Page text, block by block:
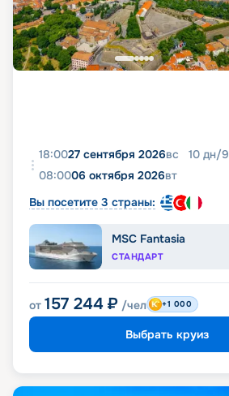
18:0027 сентября 2026вс 10 дн/9
08:0006 октября 2026вт
Вы посетите 3 страны:
MSC Fantasia
СТАНДАРТ
от 157 244 ₽ /чел +1 000
Выбрать круиз